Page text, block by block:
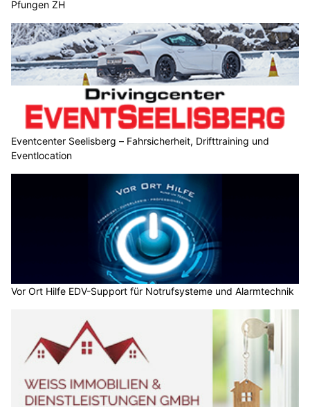
Pfungen ZH
Eventcenter Seelisberg – Fahrsicherheit, Drifttraining und
Eventlocation
Vor Ort Hilfe EDV-Support für Notrufsysteme und Alarmtechnik